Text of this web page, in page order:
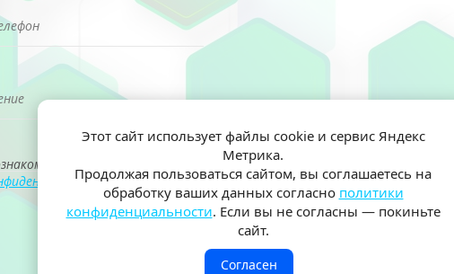
и согласен(на) на обработку моих персональных данных
Этот сайт использует файлы cookie и сервис Яндекс
Метрика.
Продолжая пользоваться сайтом, вы соглашаетесь на
обработку ваших данных согласно политики
конфиденциальности. Если вы не согласны — покиньте
сайт.
Согласен